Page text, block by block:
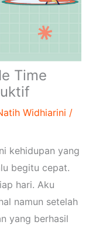
Time
Widhiarini /
kehidupan yang
begitu cepat.
hari. Aku
namun setelah
yang berhasil